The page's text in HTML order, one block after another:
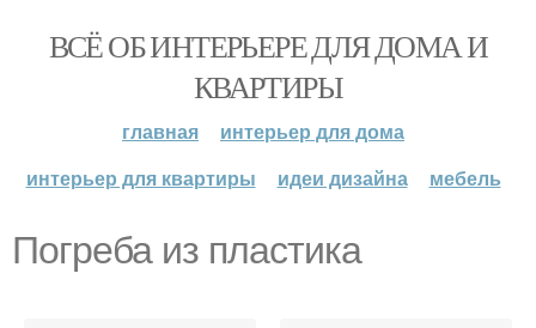
ВСЁ ОБ ИНТЕРЬЕРЕ ДЛЯ ДОМА И
КВАРТИРЫ
главная
интерьер для дома
интерьер для квартиры
идеи дизайна мебель
Погреба из пластика